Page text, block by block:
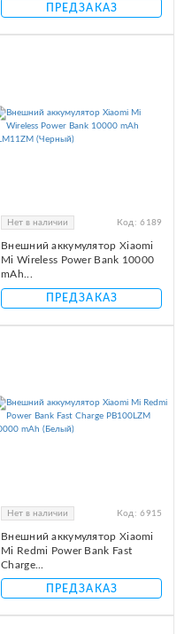
ПРЕДЗАКАЗ
Нет в наличии Код: 6189
Внешний аккумулятор Xiaomi
Mi Wireless Power Bank 10000
mAh...
ПРЕДЗАКАЗ
Нет в наличии Код: 6915
Внешний аккумулятор Xiaomi
Mi Redmi Power Bank Fast
Charge...
ПРЕДЗАКАЗ